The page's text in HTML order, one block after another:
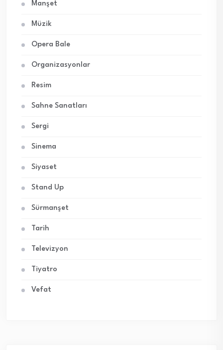
Manşet
Müzik
Opera Bale
Organizasyonlar
Resim
Sahne Sanatları
Sergi
Sinema
Siyaset
Stand Up
Sürmanşet
Tarih
Televizyon
Tiyatro
Vefat